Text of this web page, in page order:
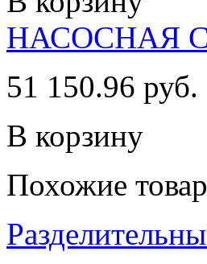
НАСОСНАЯ
51 150.96 руб.
В корзину
Похожие